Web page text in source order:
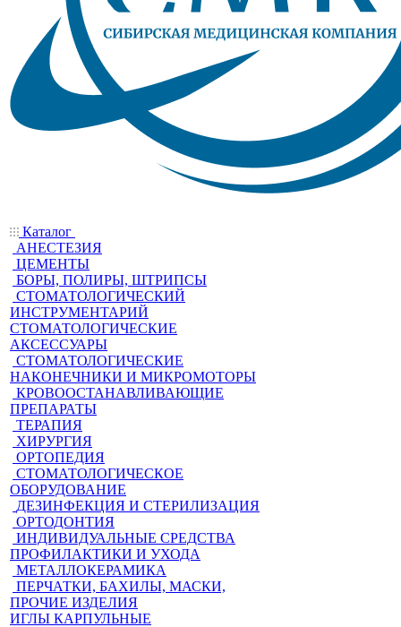
Каталог
АНЕСТЕЗИЯ
ЦЕМЕНТЫ
БОРЫ, ПОЛИРЫ, ШТРИПСЫ
СТОМАТОЛОГИЧЕСКИЙ
ИНСТРУМЕНТАРИЙ
СТОМАТОЛОГИЧЕСКИЕ
АКСЕССУАРЫ
СТОМАТОЛОГИЧЕСКИЕ
НАКОНЕЧНИКИ И МИКРОМОТОРЫ
КРОВООСТАНАВЛИВАЮЩИЕ
ПРЕПАРАТЫ
ТЕРАПИЯ
ХИРУРГИЯ
ОРТОПЕДИЯ
СТОМАТОЛОГИЧЕСКОЕ
ОБОРУДОВАНИЕ
ДЕЗИНФЕКЦИЯ И СТЕРИЛИЗАЦИЯ
ОРТОДОНТИЯ
ИНДИВИДУАЛЬНЫЕ СРЕДСТВА
ПРОФИЛАКТИКИ И УХОДА
МЕТАЛЛОКЕРАМИКА
ПЕРЧАТКИ, БАХИЛЫ, МАСКИ,
ПРОЧИЕ ИЗДЕЛИЯ
ИГЛЫ КАРПУЛЬНЫЕ